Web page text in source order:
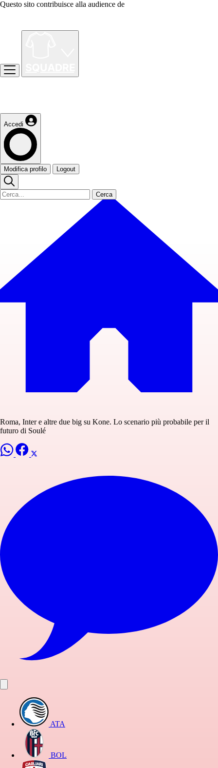
Questo sito contribuisce alla audience de
Accedi
Modifica profilo Logout
Cerca
Roma, Inter e altre due big su Kone. Lo scenario più probabile per il
futuro di Soulé
ATA
BOL